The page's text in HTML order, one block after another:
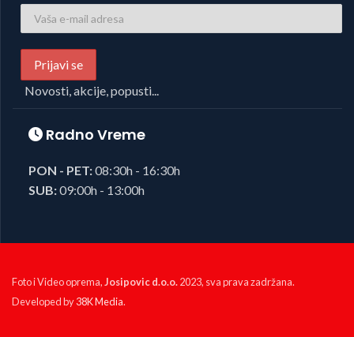
Novosti, akcije, popusti...
Radno Vreme
PON - PET:08:30h - 16:30h
SUB:09:00h - 13:00h
Foto i Video oprema,Josipovic d.o.o.2023, sva prava zadržana.
Developed by38K Media.